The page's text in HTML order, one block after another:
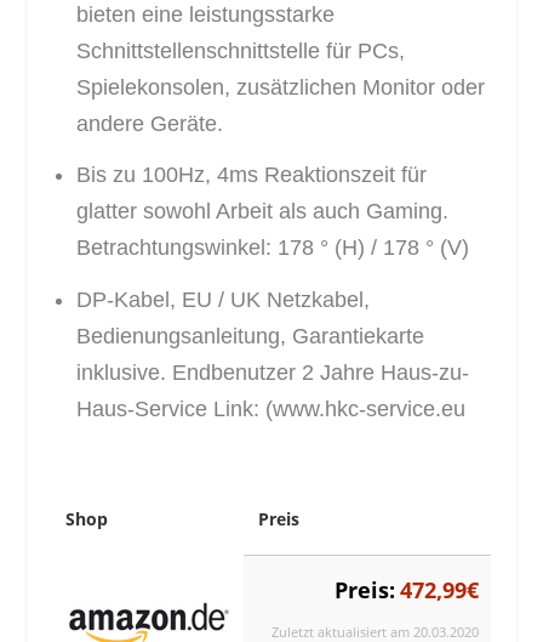
bieten eine leistungsstarke
Schnittstellenschnittstelle für PCs,
Spielekonsolen, zusätzlichen Monitor oder
andere Geräte.
Bis zu 100Hz, 4ms Reaktionszeit für
glatter sowohl Arbeit als auch Gaming.
Betrachtungswinkel: 178 ° (H) / 178 ° (V)
DP-Kabel, EU / UK Netzkabel,
Bedienungsanleitung, Garantiekarte
inklusive. Endbenutzer 2 Jahre Haus-zu-
Haus-Service Link: (www.hkc-service.eu
Shop Preis
Preis: 472,99€
Zuletzt aktualisiert am 20.03.2020